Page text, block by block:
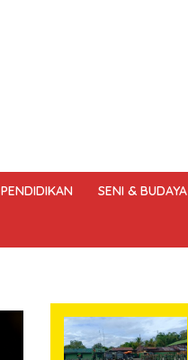
PENDIDIKAN SENI & BUDAYA